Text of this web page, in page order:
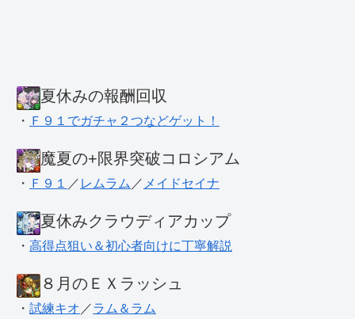
夏休みの報酬回収
・ Ｆ９１でガチャ２つなどゲット！
魔夏の+限界突破コロシアム
・ Ｆ９１ ／ レムラム ／ メイドセイナ
夏休みクラウディアカップ
・ 高得点狙い＆初心者向けに丁寧解説
８月のＥＸラッシュ
・ 試練キオ ／ラム＆ラム